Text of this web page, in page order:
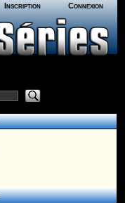
Inscription Connexion